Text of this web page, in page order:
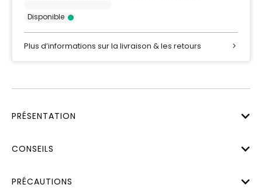
Disponible
Plus d’informations sur la livraison & les retours
PRÉSENTATION
CONSEILS
PRÉCAUTIONS